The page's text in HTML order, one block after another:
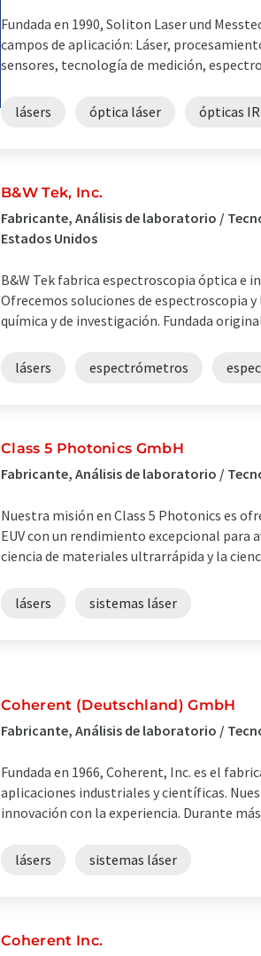
Fundada en 1990, Soliton Laser und
campos de aplicación: Láser,
sensores, tecnología de medición,
lásers óptica láser ópticas IR
B&W Tek, Inc.
Fabricante, Análisis de laboratorio /
Estados Unidos
B&W Tek fabrica espectroscopia óptica e
Ofrecemos soluciones de espectroscopia
química y de investigación. Fundada
lásers espectrómetros
Class 5 Photonics GmbH
Fabricante, Análisis de laboratorio /
Nuestra misión en Class 5 Photonics es
EUV con un rendimiento excepcional para
ciencia de materiales ultrarrápida y la
lásers sistemas láser
Coherent (Deutschland) GmbH
Fabricante, Análisis de laboratorio /
Fundada en 1966, Coherent, Inc. es el
aplicaciones industriales y científicas.
innovación con la experiencia. Durante
lásers sistemas láser
Coherent Inc.